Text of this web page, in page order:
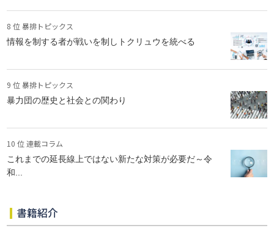
8 位 暴排トピックス
情報を制する者が戦いを制しトクリュウを統べる
9 位 暴排トピックス
暴力団の歴史と社会との関わり
10 位 連載コラム
これまでの延長線上ではない新たな対策が必要だ～令
和...
書籍紹介